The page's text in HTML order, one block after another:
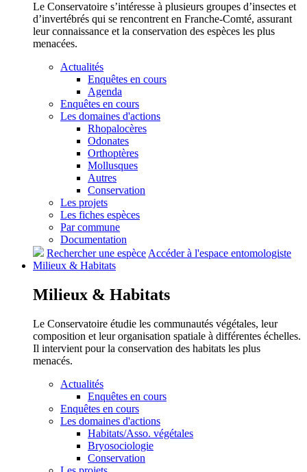
Le Conservatoire s’intéresse à plusieurs groupes d’insectes et
d’invertébrés qui se rencontrent en Franche-Comté, assurant
leur connaissance et la conservation des espèces les plus
menacées.
Actualités
Enquêtes en cours
Agenda
Enquêtes en cours
Les domaines d'actions
Rhopalocères
Odonates
Orthoptères
Mollusques
Autres
Conservation
Les projets
Les fiches espèces
Par commune
Documentation
Rechercher une espèce Accéder à l'espace entomologiste
Milieux & Habitats
Milieux & Habitats
Le Conservatoire étudie les communautés végétales, leur
composition et leur organisation spatiale à différentes échelles.
Il intervient pour la conservation des habitats les plus
menacés.
Actualités
Enquêtes en cours
Enquêtes en cours
Les domaines d'actions
Habitats/Asso. végétales
Bryosociologie
Conservation